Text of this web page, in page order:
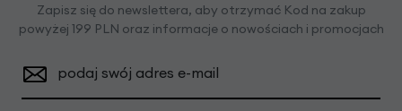
Zapisz się do newslettera, aby otrzymać Kod na zakup
powyżej 199 PLN oraz informacje o nowościach i promocjach
podaj swój adres e-mail